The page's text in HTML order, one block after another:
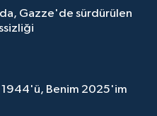
Gazze'de sürdürülen
1944'ü, Benim 2025'im